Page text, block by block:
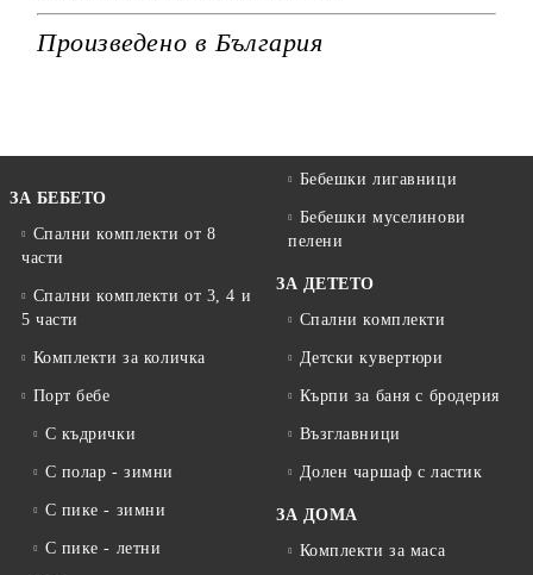
Произведено в България
ЗА БЕБЕТО
Спални комплекти от 8
части
Спални комплекти от 3, 4 и
5 части
Комплекти за количка
Порт бебе
С къдрички
С полар - зимни
С пике - зимни
С пике - летни
Бебешки лигавници
Бебешки муселинови
пелени
ЗА ДЕТЕТО
Спални комплекти
Детски кувертюри
Кърпи за баня с бродерия
Възглавници
Долен чаршаф с ластик
ЗА ДОМА
Комплекти за маса